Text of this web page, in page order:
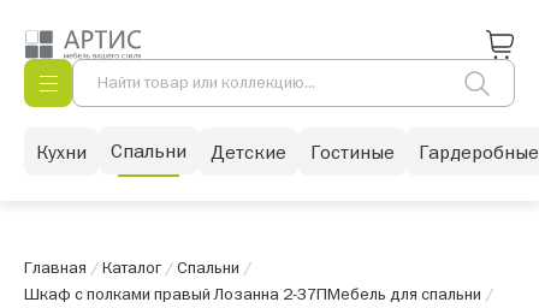
Кухни Спальни Детские Гостиные Гардеробные
Главная /Каталог/Спальни /
Шкаф с полками правый Лозанна 2-37ПМебель для спальни /